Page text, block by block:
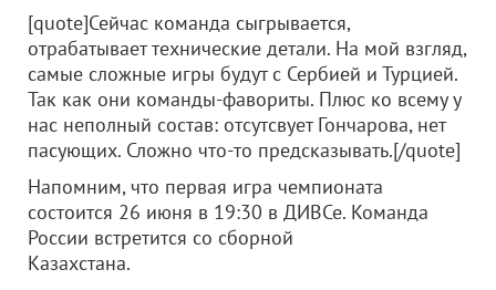
[quote]Сейчас команда сыгрывается,
отрабатывает технические детали. На мой взгляд,
самые сложные игры будут с Сербией и Турцией.
Так как они команды-фавориты. Плюс ко всему у
нас неполный состав: отсутсвует Гончарова, нет
пасующих. Сложно что-то предсказывать.[/quote]
Напомним, что первая игра чемпионата
состоится 26 июня в 19:30 в ДИВСе. Команда
России встретится со сборной
Казахстана.